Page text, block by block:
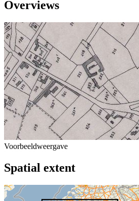
Overviews
Voorbeeldweergave
Spatial extent